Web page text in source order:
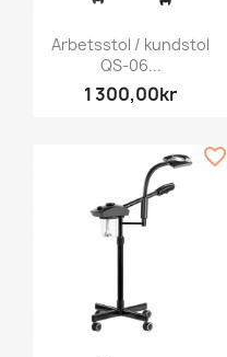
Arbetsstol / kundstol
QS-06...
1 300,00kr
favorite_border